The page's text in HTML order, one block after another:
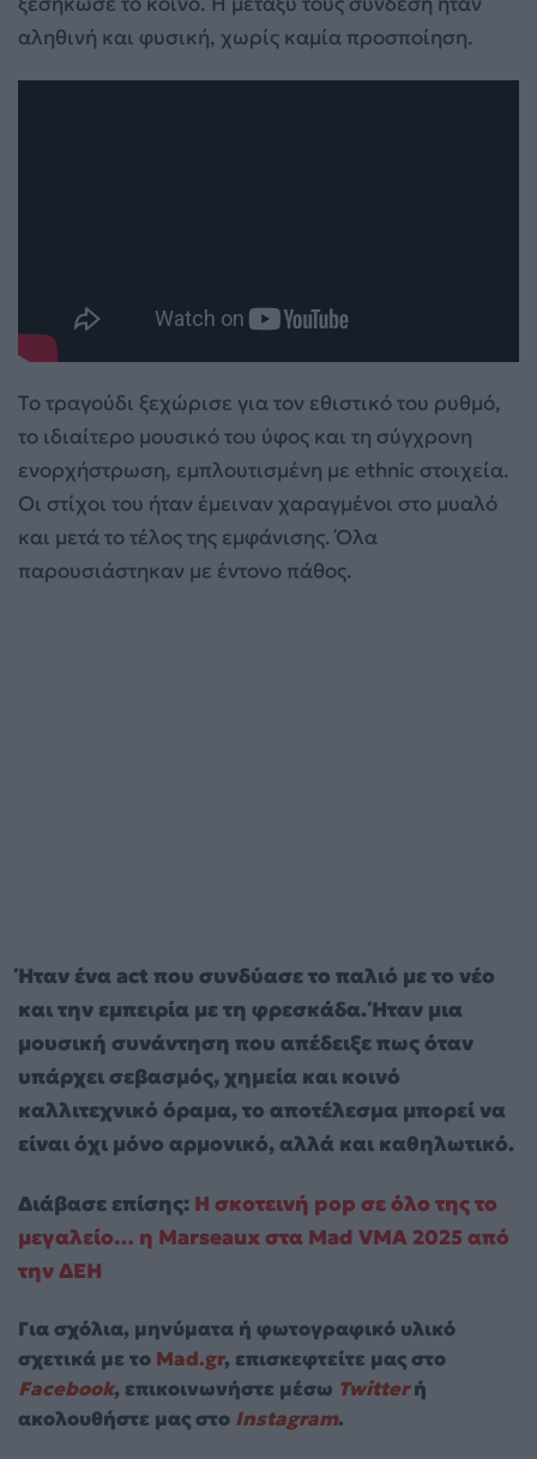
αληθινή και φυσική, χωρίς καμία προσποίηση.
Το τραγούδι ξεχώρισε για τον εθιστικό του ρυθμό,
το ιδιαίτερο μουσικό του ύφος και τη σύγχρονη
ενορχήστρωση, εμπλουτισμένη με ethnic στοιχεία.
Οι στίχοι του ήταν έμειναν χαραγμένοι στο μυαλό
και μετά το τέλος της εμφάνισης. Όλα
παρουσιάστηκαν με έντονο πάθος.
Ήταν ένα act που συνδύασε το παλιό με το νέο
και την εμπειρία με τη φρεσκάδα. Ήταν μια
μουσική συνάντηση που απέδειξε πως όταν
υπάρχει σεβασμός, χημεία και κοινό
καλλιτεχνικό όραμα, το αποτέλεσμα μπορεί να
είναι όχι μόνο αρμονικό, αλλά και καθηλωτικό.
Διάβασε επίσης: Η σκοτεινή pop σε όλο της το
μεγαλείο… η Marseaux στα Mad VMA 2025 από
την ΔΕΗ
Για σχόλια, μηνύματα ή φωτογραφικό υλικό
σχετικά με το Mad.gr, επισκεφτείτε μας στο
Facebook, επικοινωνήστε μέσω Twitterή
ακολουθήστε μας στο Instagram.